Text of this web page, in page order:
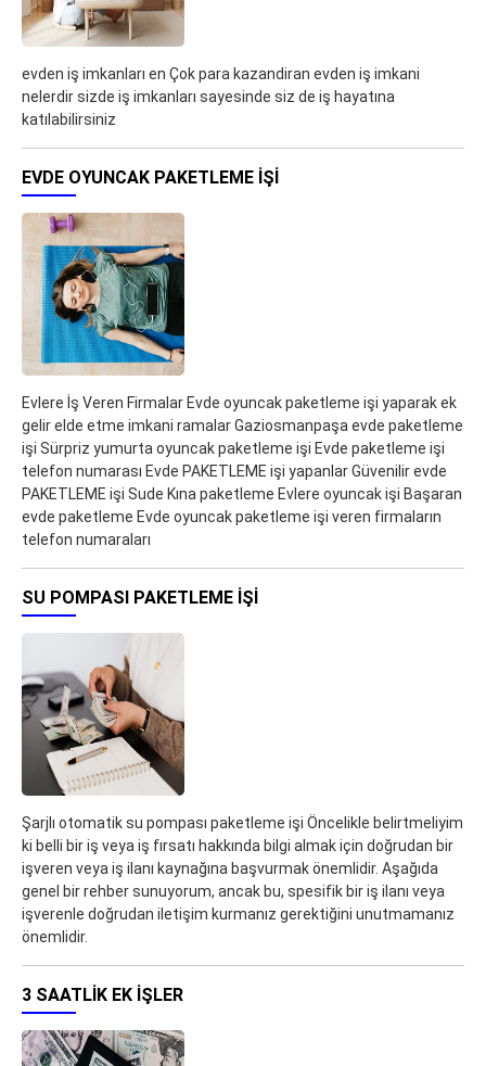
evden iş imkanları en Çok para kazandiran evden iş imkani
nelerdir sizde iş imkanları sayesinde siz de iş hayatına
katılabilirsiniz
EVDE OYUNCAK PAKETLEME IŞI
Evlere İş Veren Firmalar Evde oyuncak paketleme işi yaparak ek
gelir elde etme imkani ramalar Gaziosmanpaşa evde paketleme
işi Sürpriz yumurta oyuncak paketleme işi Evde paketleme işi
telefon numarası Evde PAKETLEME işi yapanlar Güvenilir evde
PAKETLEME işi Sude Kına paketleme Evlere oyuncak işi Başaran
evde paketleme Evde oyuncak paketleme işi veren firmaların
telefon numaraları
SU POMPASI PAKETLEME IŞI
Şarjlı otomatik su pompası paketleme işi Öncelikle belirtmeliyim
ki belli bir iş veya iş fırsatı hakkında bilgi almak için doğrudan bir
işveren veya iş ilanı kaynağına başvurmak önemlidir. Aşağıda
genel bir rehber sunuyorum, ancak bu, spesifik bir iş ilanı veya
işverenle doğrudan iletişim kurmanız gerektiğini unutmamanız
önemlidir.
3 SAATLIK EK IŞLER